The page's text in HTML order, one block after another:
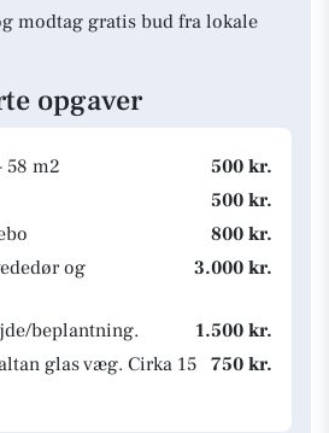
modtag gratis bud fra lokale
opgaver
58 m2
500 kr.
500 kr.
800 kr.
og
3.000 kr.
beplantning.
1.500 kr.
glas væg. Cirka 15 750 kr.